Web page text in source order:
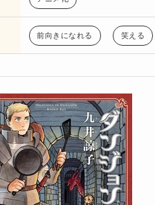
前向きになれる 笑える